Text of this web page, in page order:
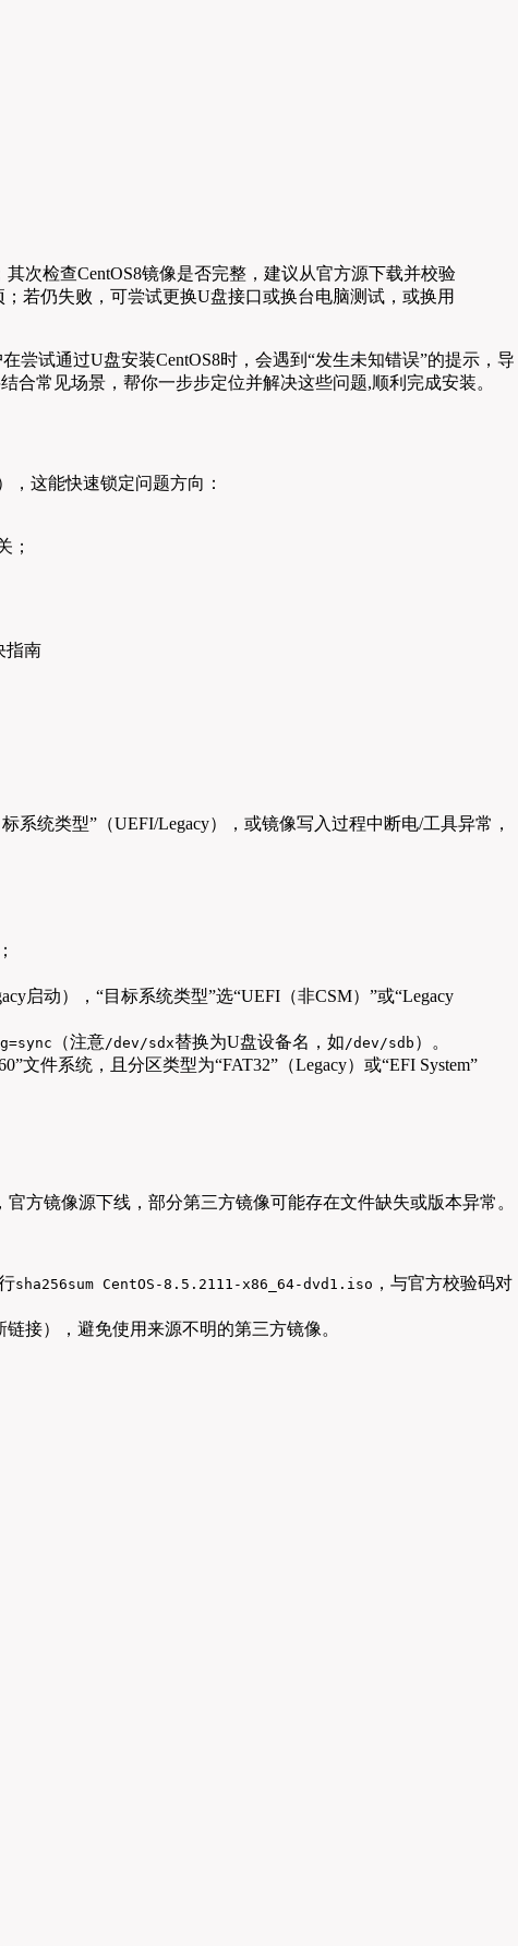
次检查CentOS8镜像是否完整，建议从官方源下载并校验
若仍失败，可尝试更换U盘接口或换台电脑测试，或换用
尝试通过U盘安装CentOS8时，会遇到“发生未知错误”的提示，导
常见场景，帮你一步步定位并解决这些问题,顺利完成安装。
，这能快速锁定问题方向：
；
系统类型”（UEFI/Legacy），或镜像写入过程中断电/工具异常，
启动），“目标系统类型”选“UEFI（非CSM）”或“Legacy
（注意/dev/sdx替换为U盘设备名，如 /dev/sdb ）。
文件系统，且分区类型为“FAT32”（Legacy）或“EFI System”
方镜像源下线，部分第三方镜像可能存在文件缺失或版本异常。
sha256sum CentOS-8.5.2111-x86_64-dvd1.iso ，与官方校验码对
接），避免使用来源不明的第三方镜像。